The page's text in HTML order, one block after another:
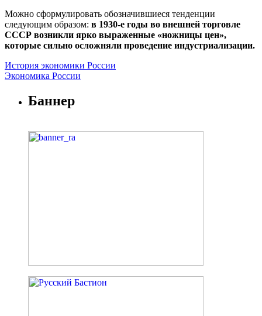
Можно сформулировать обозначившиеся тенденции
следующим образом: в 1930-е годы во внешней торговле
СССР возникли ярко выраженные «ножницы цен»,
которые сильно осложняли проведение индустриализации.
История экономики России
Экономика России
Баннер